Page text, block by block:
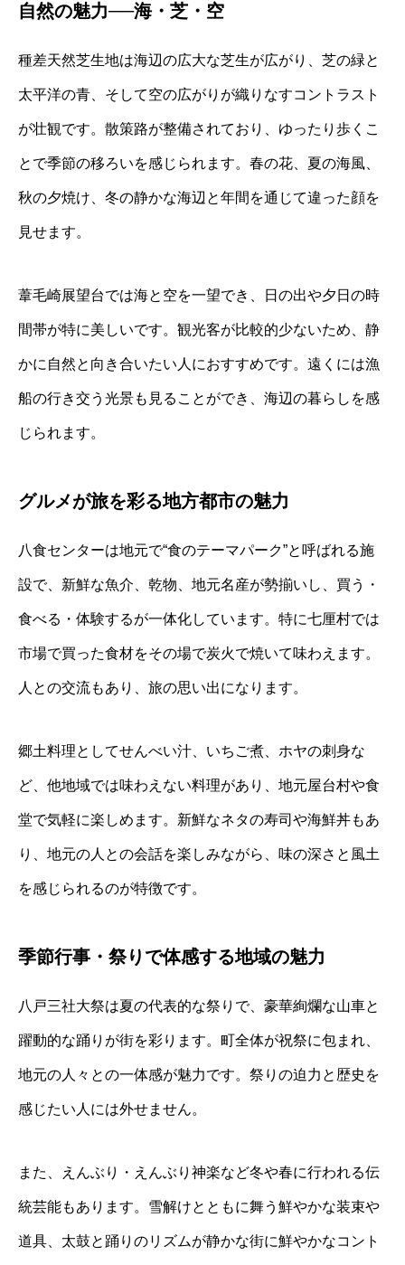
自然の魅力──海・芝・空
種差天然芝生地は海辺の広大な芝生が広がり、芝の緑と
太平洋の青、そして空の広がりが織りなすコントラスト
が壮観です。散策路が整備されており、ゆったり歩くこ
とで季節の移ろいを感じられます。春の花、夏の海風、
秋の夕焼け、冬の静かな海辺と年間を通じて違った顔を
見せます。
葦毛崎展望台では海と空を一望でき、日の出や夕日の時
間帯が特に美しいです。観光客が比較的少ないため、静
かに自然と向き合いたい人におすすめです。遠くには漁
船の行き交う光景も見ることができ、海辺の暮らしを感
じられます。
グルメが旅を彩る地方都市の魅力
八食センターは地元で“食のテーマパーク”と呼ばれる施
設で、新鮮な魚介、乾物、地元名産が勢揃いし、買う・
食べる・体験するが一体化しています。特に七厘村では
市場で買った食材をその場で炭火で焼いて味わえます。
人との交流もあり、旅の思い出になります。
郷土料理としてせんべい汁、いちご煮、ホヤの刺身な
ど、他地域では味わえない料理があり、地元屋台村や食
堂で気軽に楽しめます。新鮮なネタの寿司や海鮮丼もあ
り、地元の人との会話を楽しみながら、味の深さと風土
を感じられるのが特徴です。
季節行事・祭りで体感する地域の魅力
八戸三社大祭は夏の代表的な祭りで、豪華絢爛な山車と
躍動的な踊りが街を彩ります。町全体が祝祭に包まれ、
地元の人々との一体感が魅力です。祭りの迫力と歴史を
感じたい人には外せません。
また、えんぶり・えんぶり神楽など冬や春に行われる伝
統芸能もあります。雪解けとともに舞う鮮やかな装束や
道具、太鼓と踊りのリズムが静かな街に鮮やかなコント